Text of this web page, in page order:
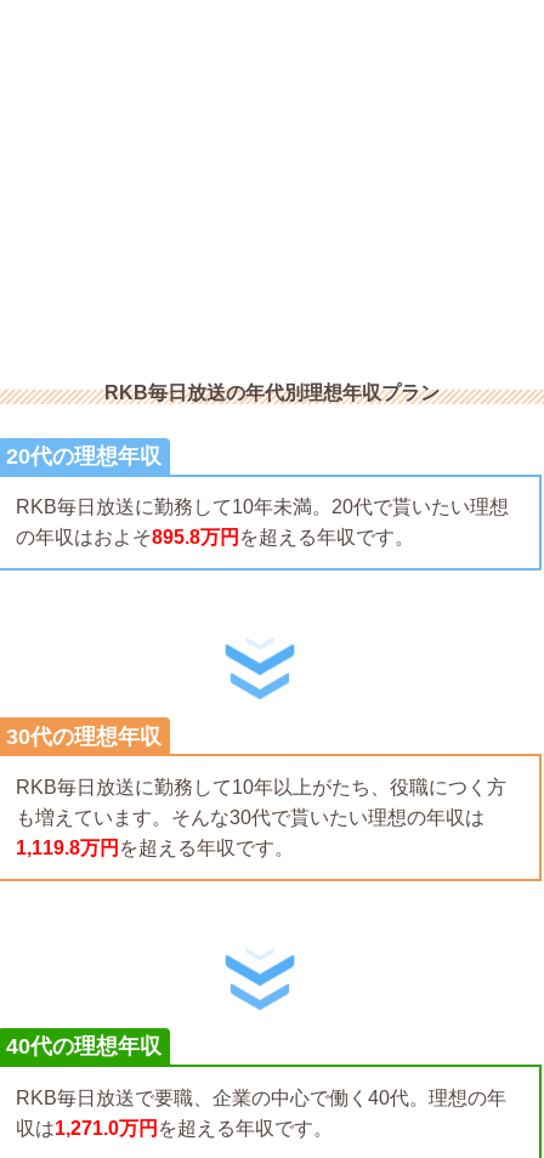
RKB毎日放送の年代別理想年収プラン
20代の理想年収
RKB毎日放送に勤務して10年未満。20代で貰いたい理想
の年収はおよそ895.8万円 を超える年収です。
30代の理想年収
RKB毎日放送に勤務して10年以上がたち、役職につく方
も増えています。そんな30代で貰いたい理想の年収は
1,119.8万円 を超える年収です。
40代の理想年収
RKB毎日放送で要職、企業の中心で働く40代。理想の年
収は1,271.0万円 を超える年収です。